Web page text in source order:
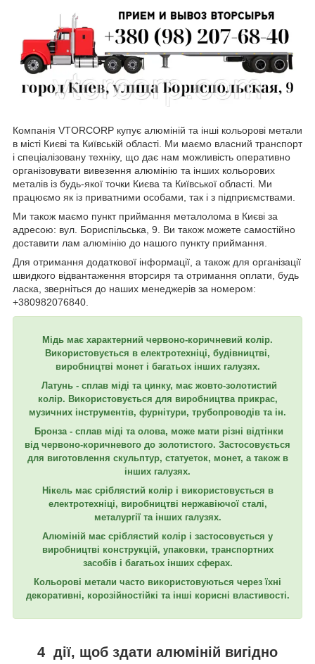
Компанія VTORCORP купує алюміній та інші кольорові метали
в місті Києві та Київській області. Ми маємо власний транспорт
і спеціалізовану техніку, що дає нам можливість оперативно
організовувати вивезення алюмінію та інших кольорових
металів із будь-якої точки Києва та Київської області. Ми
працюємо як із приватними особами, так і з підприємствами.
Ми також маємо пункт приймання металолома в Києві за
адресою: вул. Бориспільська, 9. Ви також можете самостійно
доставити лам алюмінію до нашого пункту приймання.
Для отримання додаткової інформації, а також для організації
швидкого відвантаження вторсиря та отримання оплати, будь
ласка, зверніться до наших менеджерів за номером:
+380982076840.
Мідь має характерний червоно-коричневий колір.
Використовується в електротехніці, будівництві,
виробництві монет і багатьох інших галузях.
Латунь - сплав міді та цинку, має жовто-золотистий
колір. Використовується для виробництва прикрас,
музичних інструментів, фурнітури, трубопроводів та ін.
Бронза - сплав міді та олова, може мати різні відтінки
від червоно-коричневого до золотистого. Застосовується
для виготовлення скульптур, статуеток, монет, а також в
інших галузях.
Нікель має сріблястий колір і використовується в
електротехніці, виробництві нержавіючої сталі,
металургії та інших галузях.
Алюміній має сріблястий колір і застосовується у
виробництві конструкцій, упаковки, транспортних
засобів і багатьох інших сферах.
Кольорові метали часто використовуються через їхні
декоративні, корозійностійкі та інші корисні властивості.
4 дії, щоб здати алюміній вигідно